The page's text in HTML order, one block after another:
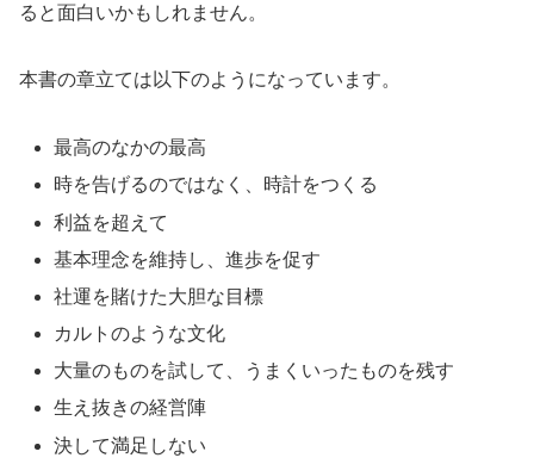
ると面白いかもしれません。
本書の章立ては以下のようになっています。
最高のなかの最高
時を告げるのではなく、時計をつくる
利益を超えて
基本理念を維持し、進歩を促す
社運を賭けた大胆な目標
カルトのような文化
大量のものを試して、うまくいったものを残す
生え抜きの経営陣
決して満足しない